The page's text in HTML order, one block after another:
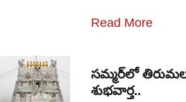
Read More
సమ్మర్‌లో
శుభవార్త..